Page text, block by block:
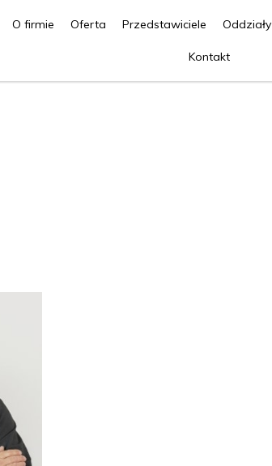
O firmie Oferta Przedstawiciele Oddziały
Kontakt